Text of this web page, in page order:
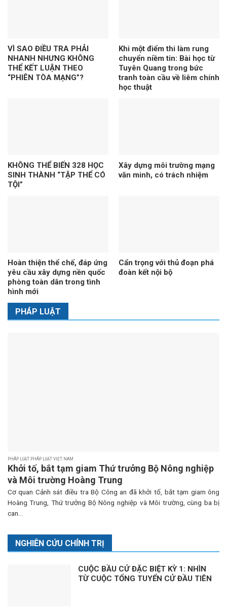
VÌ SAO ĐIỀU TRA PHẢI
NHANH NHƯNG KHÔNG
THỂ KẾT LUẬN THEO
“PHIÊN TÒA MẠNG”?
Khi một điểm thi làm rung
chuyển niềm tin: Bài học từ
Tuyên Quang trong bức
tranh toàn cầu về liêm chính
học thuật
KHÔNG THỂ BIẾN 328 HỌC
SINH THÀNH “TẬP THỂ CÓ
TỘI”
Xây dựng môi trường mạng
văn minh, có trách nhiệm
Hoàn thiện thể chế, đáp ứng
yêu cầu xây dựng nền quốc
phòng toàn dân trong tình
hình mới
Cẩn trọng với thủ đoạn phá
đoàn kết nội bộ
PHÁP LUẬT
PHÁP LUẬT PHÁP LUẬT VIỆT NAM
Khởi tố, bắt tạm giam Thứ trưởng Bộ Nông nghiệp
và Môi trường Hoàng Trung
Cơ quan Cảnh sát điều tra Bộ Công an đã khởi tố, bắt tạm giam ông
Hoàng Trung, Thứ trưởng Bộ Nông nghiệp và Môi trường, cùng ba bị
can...
NGHIÊN CỨU CHÍNH TRỊ
CUỘC BẦU CỬ ĐẶC BIỆT KỲ 1: NHÌN
TỪ CUỘC TỔNG TUYỂN CỬ ĐẦU TIÊN